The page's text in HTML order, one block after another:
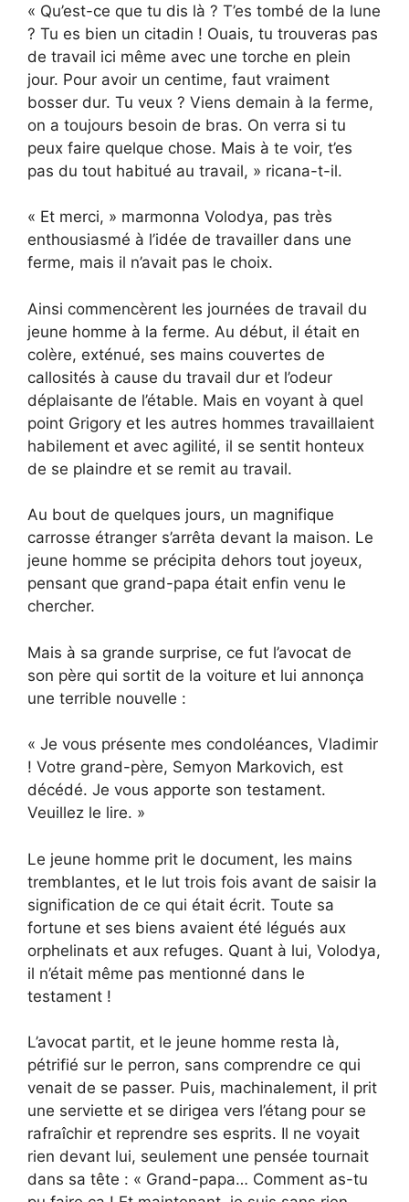
« Qu’est-ce que tu dis là ? T’es tombé de la lune
? Tu es bien un citadin ! Ouais, tu trouveras pas
de travail ici même avec une torche en plein
jour. Pour avoir un centime, faut vraiment
bosser dur. Tu veux ? Viens demain à la ferme,
on a toujours besoin de bras. On verra si tu
peux faire quelque chose. Mais à te voir, t’es
pas du tout habitué au travail, » ricana-t-il.
« Et merci, » marmonna Volodya, pas très
enthousiasmé à l’idée de travailler dans une
ferme, mais il n’avait pas le choix.
Ainsi commencèrent les journées de travail du
jeune homme à la ferme. Au début, il était en
colère, exténué, ses mains couvertes de
callosités à cause du travail dur et l’odeur
déplaisante de l’étable. Mais en voyant à quel
point Grigory et les autres hommes travaillaient
habilement et avec agilité, il se sentit honteux
de se plaindre et se remit au travail.
Au bout de quelques jours, un magnifique
carrosse étranger s’arrêta devant la maison. Le
jeune homme se précipita dehors tout joyeux,
pensant que grand-papa était enfin venu le
chercher.
Mais à sa grande surprise, ce fut l’avocat de
son père qui sortit de la voiture et lui annonça
une terrible nouvelle :
« Je vous présente mes condoléances, Vladimir
! Votre grand-père, Semyon Markovich, est
décédé. Je vous apporte son testament.
Veuillez le lire. »
Le jeune homme prit le document, les mains
tremblantes, et le lut trois fois avant de saisir la
signification de ce qui était écrit. Toute sa
fortune et ses biens avaient été légués aux
orphelinats et aux refuges. Quant à lui, Volodya,
il n’était même pas mentionné dans le
testament !
L’avocat partit, et le jeune homme resta là,
pétrifié sur le perron, sans comprendre ce qui
venait de se passer. Puis, machinalement, il prit
une serviette et se dirigea vers l’étang pour se
rafraîchir et reprendre ses esprits. Il ne voyait
rien devant lui, seulement une pensée tournait
dans sa tête : « Grand-papa… Comment as-tu